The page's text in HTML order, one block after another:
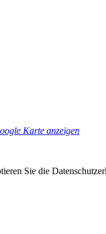
Karte anzeigen
Sie die